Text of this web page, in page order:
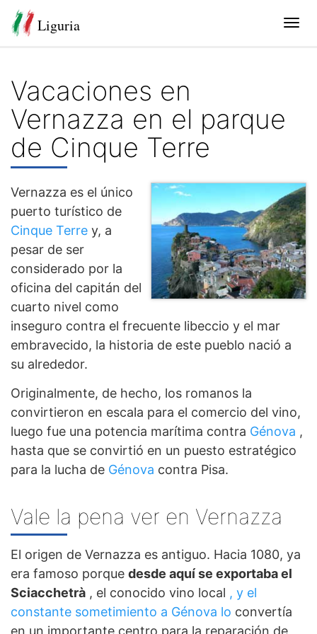
Liguria
Vacaciones en
Vernazza en el parque
de Cinque Terre
Vernazza es el único
puerto turístico de
Cinque Terre y, a
pesar de ser
considerado por la
oficina del capitán del
cuarto nivel como
inseguro contra el frecuente libeccio y el mar
embravecido, la historia de este pueblo nació a
su alrededor.
Originalmente, de hecho, los romanos la
convirtieron en escala para el comercio del vino,
luego fue una potencia marítima contra Génova ,
hasta que se convirtió en un puesto estratégico
para la lucha de Génova contra Pisa.
Vale la pena ver en Vernazza
El origen de Vernazza es antiguo. Hacia 1080, ya
era famoso porque desde aquí se exportaba el
Sciacchetrà , el conocido vino local , y el
constante sometimiento a Génova lo convertía
en un importante centro para la reparación de